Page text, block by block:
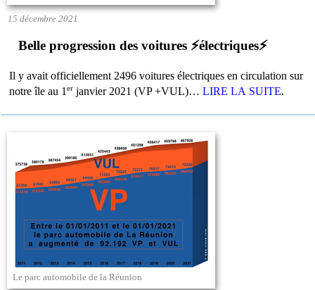
15 décembre 2021
Belle progression des voitures ⚡électriques⚡
Il y avait officiellement 2496 voitures électriques en circulation sur
notre île au 1er janvier 2021 (VP +VUL)…LIRE LA SUITE.
Le parc automobile de la Réunion